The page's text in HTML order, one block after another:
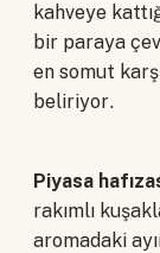
kahveye
bir paraya
en somut
beliriyor.
Piyasa
rakımlı
aromadaki